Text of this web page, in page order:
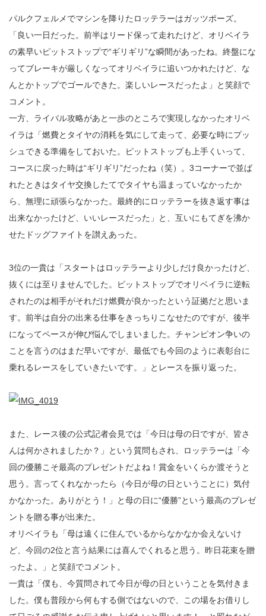
パルクフェルメでマシンを降りたロッテラーはガッツポーズ。
「良い一日だった。前半はリード保って走れたけど、オリベイラ
の素早いピットストップで“ギリギリ”な瞬間があったね。終盤にな
ってブレーキが厳しくなってオリベイラに追いつかれたけど、な
んとかトップでゴールできた。楽しいレースだったよ」と笑顔で
コメント。
一方、ライバル攻略があと一歩のところで実現しなかったオリベ
イラは「燃費とタイヤの消耗を気にして走って、必要な時にプッ
シュできる準備をしておいた。ピットストップも上手くいって、
コースに戻った時は“ギリギリ”だったね（笑）。3コーナーで並ば
れたときはタイヤ交換したてでタイヤも温まっていなかったか
ら、無理に頑張らなかった。最終的にロッテラーを抜き返す事は
出来なかったけど、いいレースだった」と、互いにもてぎを沸か
せたドッグファイトを讃えあった。
3位の一貴は「スタートはロッテラーより少しだけ良かったけど、
抜くには至りませんでした。ピットストップでオリベイラに逆転
されたのは相手がそれだけ燃費が良かったという証拠だと思いま
す。前半は自分の出来る仕事をきっちりこなせたのですが、後半
になってペースが伸び悩んでしまいました。チャンピオン争いの
ことを言うのはまだ早いですが、最低でも今回のように表彰台に
乗れるレースをしていきたいです。」とレースを振り返った。
また、レース後の公式記者会見では「今日は母の日ですが、皆さ
んは何かされましたか？」という質問もされ、ロッテラーは「今
回の優勝こそ最高のプレゼントだよね！賞金をいくらか渡そうと
思う。言ってくれなかったら（今日が母の日ということに）気付
かなかった。ありがとう！」と母の日に“優勝”という最高のプレゼ
ントを贈る事が出来た。
オリベイラも「母は遠くに住んでいるからなかなか会えないけ
ど、今回の2位と言う結果には喜んでくれると思う。昨日花束を贈
ったよ。」と笑顔でコメント。
一貴は「僕も、今質問されて今日が母の日ということを気付きま
した。僕も普段から何もする側ではないので、この場をお借りし